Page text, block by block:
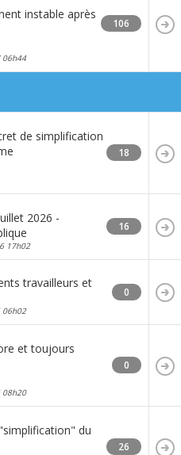
instable après
06h44
106
de simplification
18
2026 -
17h02
16
travailleurs et
06h02
0
et toujours
08h20
0
du
26